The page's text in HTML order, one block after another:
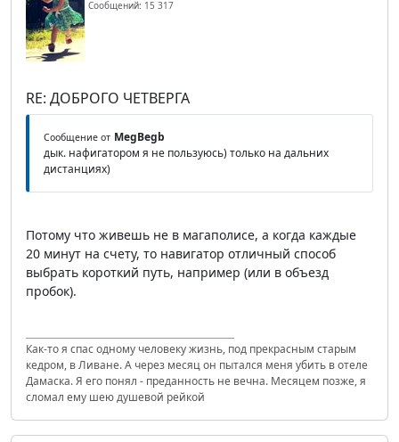
Сообщений: 15 317
RE: ДОБРОГО ЧЕТВЕРГА
Сообщение от MegBegb
дык. нафигатором я не пользуюсь) только на дальних
дистанциях)
Потому что живешь не в магаполисе, а когда каждые
20 минут на счету, то навигатор отличный способ
выбрать короткий путь, например (или в объезд
пробок).
Как-то я спас одному человеку жизнь, под прекрасным старым
кедром, в Ливане. А через месяц он пытался меня убить в отеле
Дамаска. Я его понял - преданность не вечна. Месяцем позже, я
сломал ему шею душевой рейкой